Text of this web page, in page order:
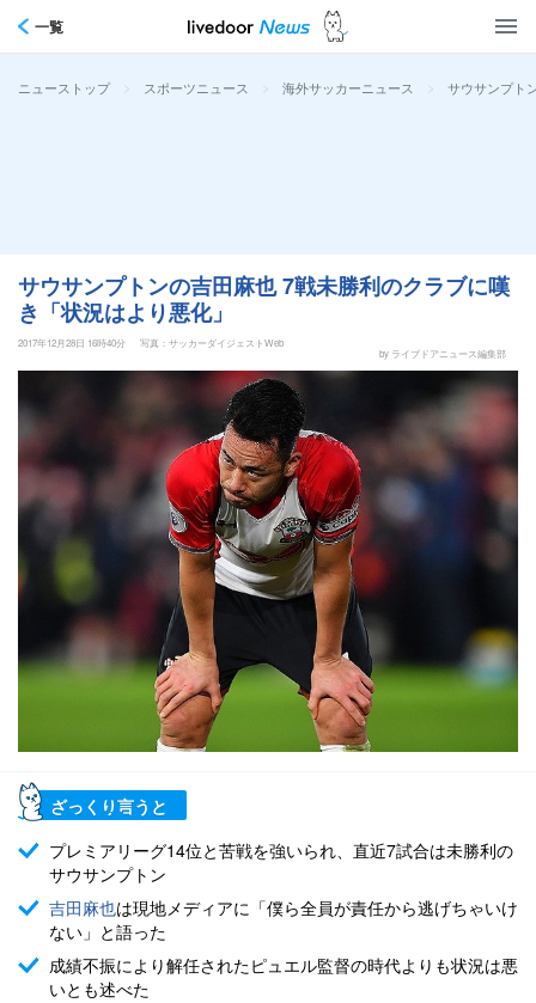
一覧
ニューストップ > スポーツニュース > 海外サッカーニュース > サウサンプト
サウサンプトンの吉田麻也 7戦未勝利のクラブに嘆
き「状況はより悪化」
2017年12月28日 16時40分
写真：サッカーダイジェストWeb
by ライブドアニュース編集部
ざっくり言うと
プレミアリーグ14位と苦戦を強いられ、直近7試合は未勝利の
サウサンプトン
吉田麻也は現地メディアに「僕ら全員が責任から逃げちゃいけ
ない」と語った
成績不振により解任されたピュエル監督の時代よりも状況は悪
いとも述べた